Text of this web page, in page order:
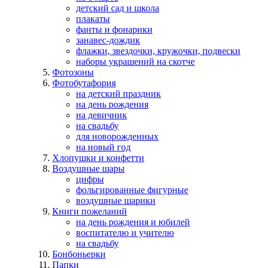
детский сад и школа
плакаты
фанты и фонарики
занавес-дождик
флажки, звездочки, кружочки, подвески
наборы украшений на скотче
Фотозоны
Фотобутафория
на детский праздник
на день рождения
на девичник
на свадьбу
для новорожденных
на новый год
Хлопушки и конфетти
Воздушные шары
цифры
фольгированные фигурные
воздушные шарики
Книги пожеланий
на день рождения и юбилей
воспитателю и учителю
на свадьбу
Бонбоньерки
Папки